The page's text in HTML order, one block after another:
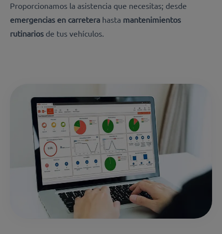
Proporcionamos la asistencia que necesitas; desde
emergencias en carretera hasta mantenimientos
rutinarios de tus vehículos.